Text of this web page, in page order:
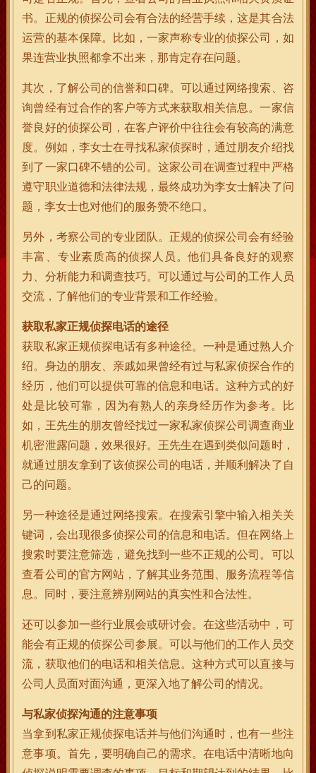
书。正规的侦探公司会有合法的经营手续，这是其合法
运营的基本保障。比如，一家声称专业的侦探公司，如
果连营业执照都拿不出来，那肯定存在问题。
其次，了解公司的信誉和口碑。可以通过网络搜索、咨
询曾经有过合作的客户等方式来获取相关信息。一家信
誉良好的侦探公司，在客户评价中往往会有较高的满意
度。例如，李女士在寻找私家侦探时，通过朋友介绍找
到了一家口碑不错的公司。这家公司在调查过程中严格
遵守职业道德和法律法规，最终成功为李女士解决了问
题，李女士也对他们的服务赞不绝口。
另外，考察公司的专业团队。正规的侦探公司会有经验
丰富、专业素质高的侦探人员。他们具备良好的观察
力、分析能力和调查技巧。可以通过与公司的工作人员
交流，了解他们的专业背景和工作经验。
获取私家正规侦探电话的途径
获取私家正规侦探电话有多种途径。一种是通过熟人介
绍。身边的朋友、亲戚如果曾经有过与私家侦探合作的
经历，他们可以提供可靠的信息和电话。这种方式的好
处是比较可靠，因为有熟人的亲身经历作为参考。比
如，王先生的朋友曾经找过一家私家侦探公司调查商业
机密泄露问题，效果很好。王先生在遇到类似问题时，
就通过朋友拿到了该侦探公司的电话，并顺利解决了自
己的问题。
另一种途径是通过网络搜索。在搜索引擎中输入相关关
键词，会出现很多侦探公司的信息和电话。但在网络上
搜索时要注意筛选，避免找到一些不正规的公司。可以
查看公司的官方网站，了解其业务范围、服务流程等信
息。同时，要注意辨别网站的真实性和合法性。
还可以参加一些行业展会或研讨会。在这些活动中，可
能会有正规的侦探公司参展。可以与他们的工作人员交
流，获取他们的电话和相关信息。这种方式可以直接与
公司人员面对面沟通，更深入地了解公司的情况。
与私家侦探沟通的注意事项
当拿到私家正规侦探电话并与他们沟通时，也有一些注
意事项。首先，要明确自己的需求。在电话中清晰地向